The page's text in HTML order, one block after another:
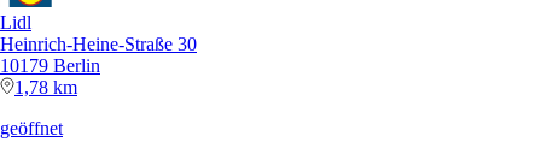
Lidl
Heinrich-Heine-Straße 30
10179 Berlin
1,78 km
geöffnet